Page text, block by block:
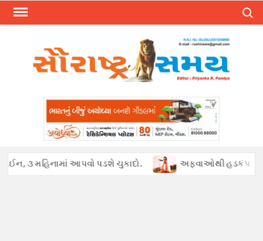
Skip
આપવો પડશે ચુકાદો. અફવાઓથી હડકંપ : પેટ્રોલ ખૂટ્યાની